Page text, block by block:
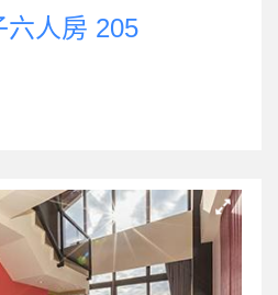
六人房 205